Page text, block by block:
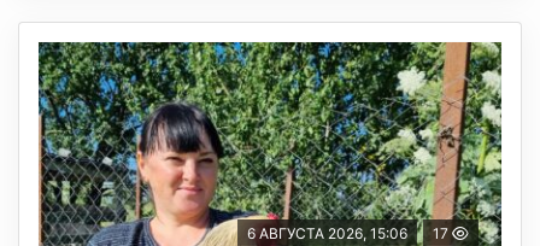
6 АВГУСТА 2026, 15:06 17